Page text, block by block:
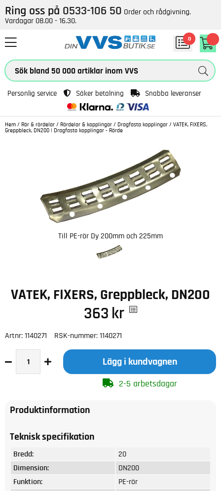
Ring oss på 0533-106 50 Order och rådgivning.
Vardagar 08.00 - 16.30.
0
Personlig service Säker betalning Snabba leveranser
Hem / Rör & rördelar / Rördelar & kopplingar / Dragfasta kopplingar / VATEK, FIXERS,
Greppbleck, DN200 | Dragfasta kopplingar - Rörde
Till PE-rör Dy 200mm och 225mm
VATEK, FIXERS, Greppbleck, DN200
363 kr
Artnr: 1140271 RSK-nummer: 1140271
Lägg i kundvagnen
2-5 arbetsdagar
Produktinformation
Teknisk specifikation
Bredd:
20
Dimension:
DN200
Funktion:
PE-rör